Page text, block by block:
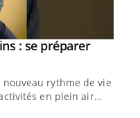
: se préparer
rythme de vie !
en plein air…